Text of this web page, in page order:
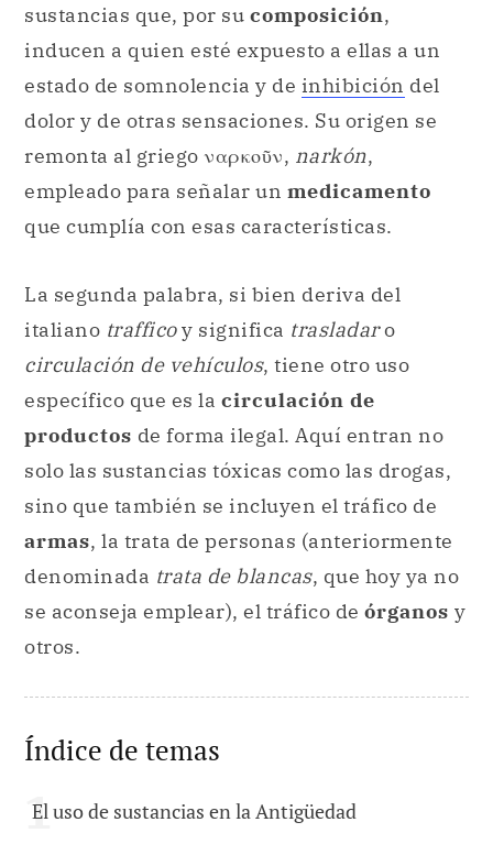
sustancias que, por su composición,
inducen a quien esté expuesto a ellas a un
estado de somnolencia y de inhibición del
dolor y de otras sensaciones. Su origen se
remonta al griego ναρκοῦν, narkón,
empleado para señalar un medicamento
que cumplía con esas características.
La segunda palabra, si bien deriva del
italiano trafficoy significa trasladaro
circulación de vehículos, tiene otro uso
específico que es la circulación de
productos de forma ilegal. Aquí entran no
solo las sustancias tóxicas como las drogas,
sino que también se incluyen el tráfico de
armas, la trata de personas (anteriormente
denominada trata de blancas, que hoy ya no
se aconseja emplear), el tráfico de órganos y
otros.
Índice de temas
El uso de sustancias en la Antigüedad